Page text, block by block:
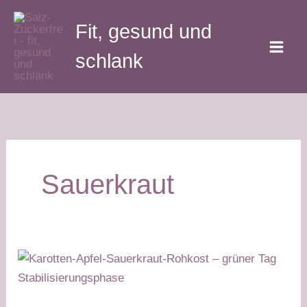
Zum
Inhalt
springen
Fit, gesund und
schlank
Sauerkraut